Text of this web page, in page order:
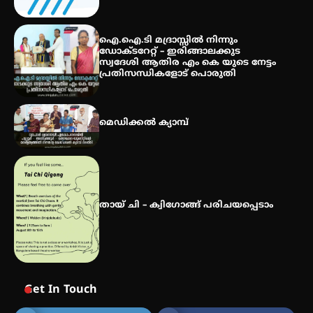
2026 കവിതാ ചർച്ച കാട്ടൂർ, ടി. കെ.
ബാലൻ ഹാളിൽ 16ന്
ഐ.ഐ.ടി മദ്രാസ്സിൽ നിന്നും
ഡോക്ടറേറ്റ് – ഇരിങ്ങാലക്കുട
സ്വദേശി ആതിര എം കെ യുടെ നേട്ടം
പ്രതിസന്ധികളോട് പൊരുതി
മെഡിക്കൽ ക്യാമ്പ്
തായ് ചി – ക്വിഗോങ്ങ് പരിചയപ്പെടാം
Get In Touch